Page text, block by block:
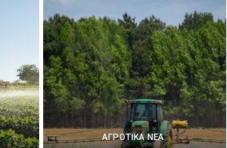
ΑΓΡΟΤΙΚΆ ΝΈΑ